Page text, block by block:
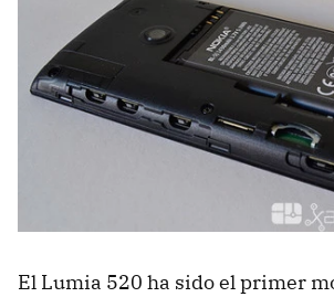
El Lumia 520 ha sido el primer